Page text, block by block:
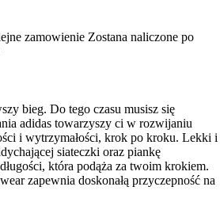
zamowienie Zostana naliczone po
bieg. Do tego czasu musisz się
adidas towarzyszy ci w rozwijaniu
i wytrzymałości, krok po kroku. Lekki i
siateczki oraz piankę
która podąża za twoim krokiem.
zapewnia doskonałą przyczepność na